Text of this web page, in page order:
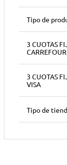
Tipo de
3 CUOTAS
3 CUOTAS
VISA
Tipo de